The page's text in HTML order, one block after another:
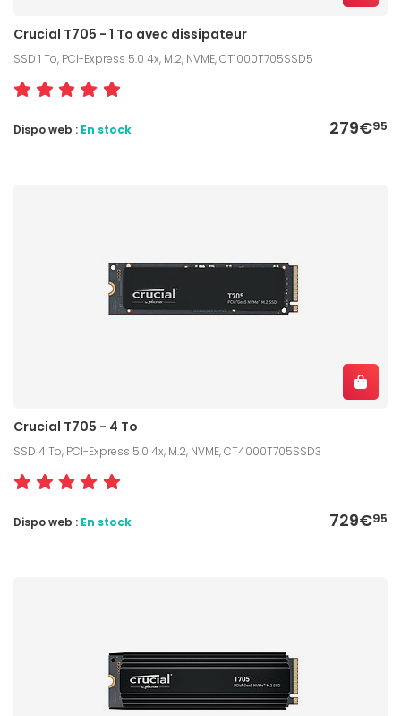
Crucial T705 - 1 To avec dissipateur
SSD 1 To, PCI-Express 5.0 4x, M.2, NVME, CT1000T705SSD5
279€95
Dispo web : En stock
Crucial T705 - 4 To
SSD 4 To, PCI-Express 5.0 4x, M.2, NVME, CT4000T705SSD3
729€95
Dispo web : En stock